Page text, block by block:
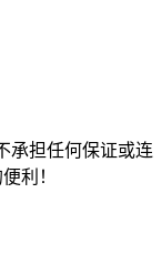
承担任何保证或连
利！